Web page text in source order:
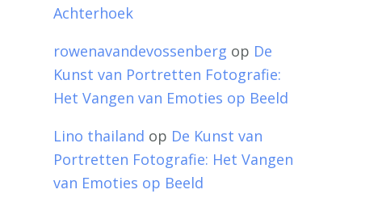
Achterhoek
rowenavandevossenberg op De
Kunst van Portretten Fotografie:
Het Vangen van Emoties op Beeld
Lino thailand op De Kunst van
Portretten Fotografie: Het Vangen
van Emoties op Beeld